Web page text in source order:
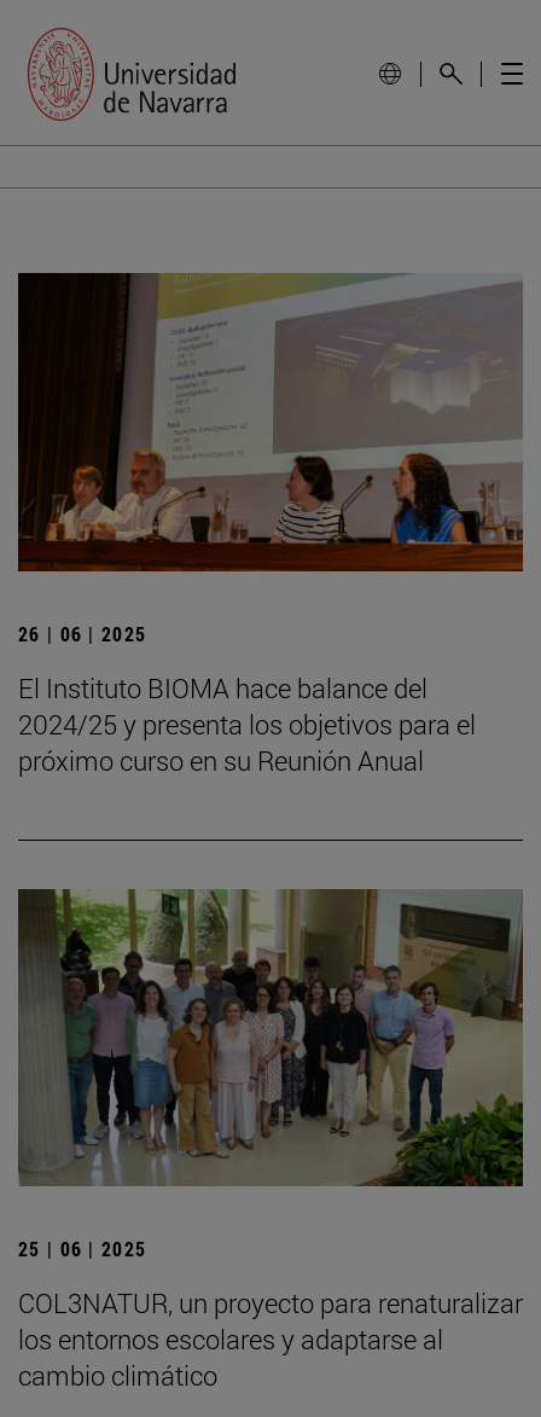
26 | 06 | 2025
El Instituto BIOMA hace balance del
2024/25 y presenta los objetivos para el
próximo curso en su Reunión Anual
25 | 06 | 2025
COL3NATUR, un proyecto para renaturalizar
los entornos escolares y adaptarse al
cambio climático